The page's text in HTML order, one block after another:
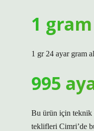
1
1 gr 24 ayar gram
995
Bu ürün için teknik
teklifleri Cimri’de